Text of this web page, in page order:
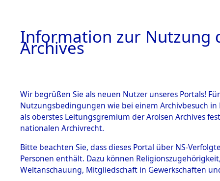
BESTÄNDE
1.
Inhaftierungsdoku
mente
1.2.9 Beim ITS
0056
Information zur Nutzung
Archives
Wir begrüßen Sie als neuen Nutzer unseres Portals!
Nutzungsbedingungen wie bei einem Archivbesuch
als oberstes Leitungsgremium der Arolsen Archives
nationalen Archivrecht.
Bitte beachten Sie, dass dieses Portal über NS-
Personen enthält. Dazu können
Weltanschauung, Mitgliedschaft in Gewerkschaften